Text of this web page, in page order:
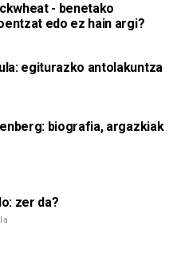
- benetako
edo ez hain argi?
egiturazko antolakuntza
biografia, argazkiak
zer da?